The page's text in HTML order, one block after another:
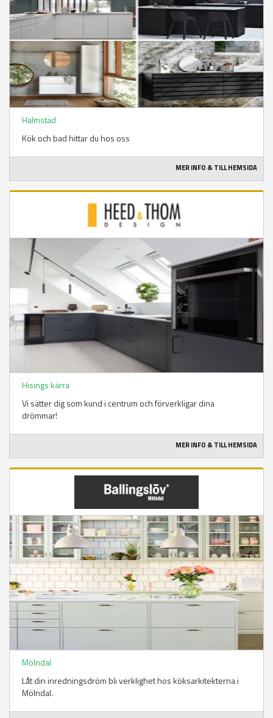
Halmstad
Kök och bad hittar du hos oss
MER INFO & TILL HEMSIDA
Hisings kärra
Vi sätter dig som kund i centrum och förverkligar dina
drömmar!
MER INFO & TILL HEMSIDA
Mölndal
Låt din inredningsdröm bli verklighet hos köksarkitekterna i
Mölndal.